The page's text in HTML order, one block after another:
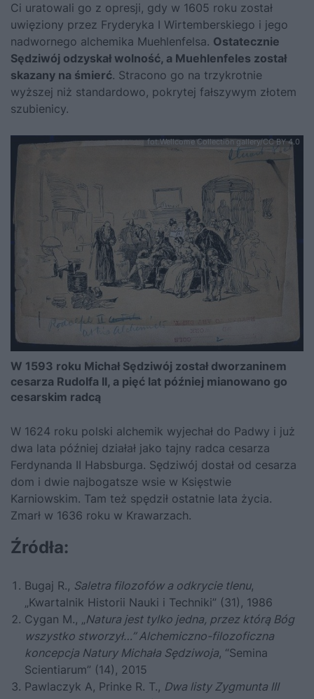
Ci uratowali go z opresji, gdy w 1605 roku został
uwięziony przez Fryderyka I Wirtemberskiego i jego
nadwornego alchemika Muehlenfelsa. Ostatecznie
Sędziwój odzyskał wolność, a Muehlenfeles został
skazany na śmierć. Stracono go na trzykrotnie
wyższej niż standardowo, pokrytej fałszywym złotem
szubienicy.
fot.Wellcome Collection gallery/CC BY 4.0
W 1593 roku Michał Sędziwój został dworzaninem
cesarza Rudolfa II, a pięć lat później mianowano go
cesarskim radcą
W 1624 roku polski alchemik wyjechał do Padwy i już
dwa lata później działał jako tajny radca cesarza
Ferdynanda II Habsburga. Sędziwój dostał od cesarza
dom i dwie najbogatsze wsie w Księstwie
Karniowskim. Tam też spędził ostatnie lata życia.
Zmarł w 1636 roku w Krawarzach.
Źródła:
Bugaj R., Saletra filozofów a odkrycie tlenu,
„Kwartalnik Historii Nauki i Techniki” (31), 1986
Cygan M., „Natura jest tylko jedna, przez którą Bóg
wszystko stworzył…” Alchemiczno-filozoficzna
koncepcja Natury Michała Sędziwoja, “Semina
Scientiarum” (14), 2015
Pawlaczyk A, Prinke R. T., Dwa listy Zygmunta III